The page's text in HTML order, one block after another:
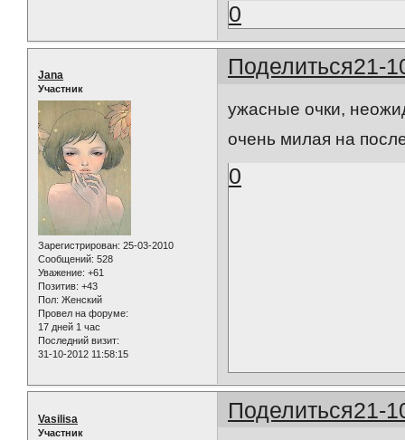
0
Поделиться21-
Jana
Участник
Зарегистрирован: 25-03-2010
Сообщений: 528
Уважение: +61
Позитив: +43
Пол: Женский
Провел на форуме:
17 дней 1 час
Последний визит:
31-10-2012 11:58:15
ужасные очки,
очень милая на
0
Поделиться21-
Vasilisa
Участник